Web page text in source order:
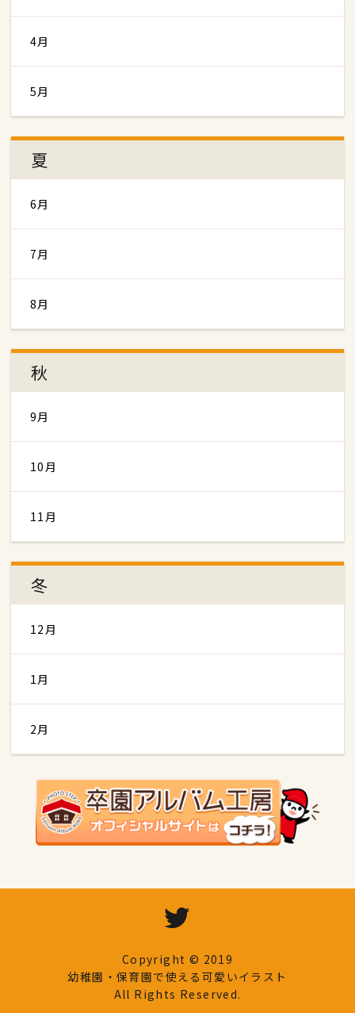
4月
5月
夏
6月
7月
8月
秋
9月
10月
11月
冬
12月
1月
2月
Copyright © 2019
幼稚園・保育園で使える可愛いイラスト
All Rights Reserved.